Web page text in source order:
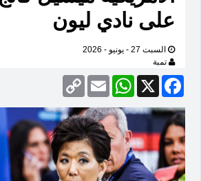
على نادي ليون
السبت 27 - يونيو - 2026
تمبة
Facebook
X
WhatsApp
Email
Copy
Link